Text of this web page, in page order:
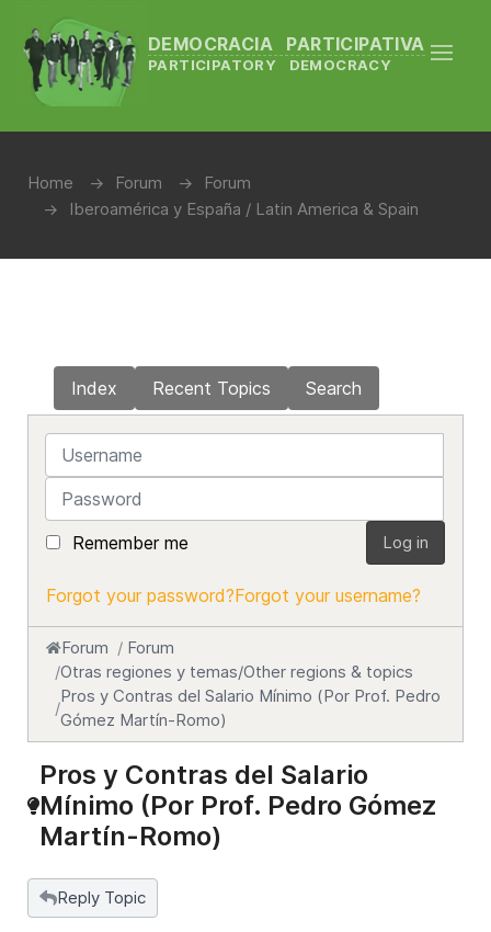
DEMOCRACIA PARTICIPATIVA
PARTICIPATORY DEMOCRACY
Home Forum
Forum
Iberoamérica y España / Latin America & Spain
Index Recent Topics Search
Username
Password
Remember me Log in
Forgot your password?Forgot your username?
Forum
Forum
Otras regiones y temas/Other regions & topics
Pros y Contras del Salario Mínimo (Por Prof. Pedro
Gómez Martín-Romo)
Pros y Contras del Salario
Mínimo (Por Prof. Pedro Gómez
Martín-Romo)
Reply Topic